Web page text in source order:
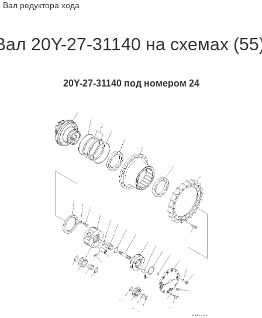
Вал редуктора хода
20Y-27-31140 на схемах
20Y-27-31140 под номером 24